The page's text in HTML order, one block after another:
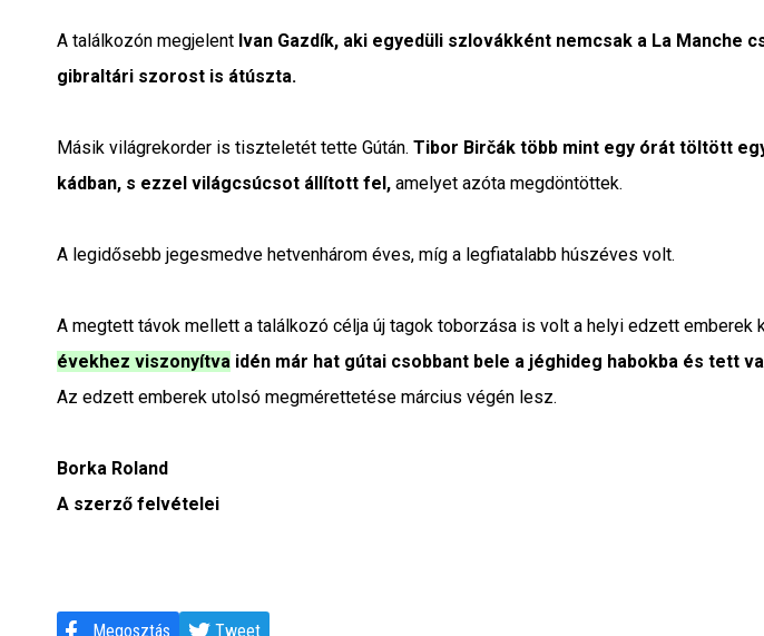
A találkozón megjelent Ivan Gazdík, aki egyedüli szlovákként nemcsak a La Manche
gibraltári szorost is átúszta.
Másik világrekorder is tiszteletét tette Gútán.Tibor Birčák több mint egy órát töltött
kádban, s ezzel világcsúcsot állított fel, amelyet azóta megdöntöttek.
A legidősebb jegesmedve hetvenhárom éves, míg a legfiatalabb húszéves volt.
A megtett távok mellett a találkozó célja új tagok toborzása is volt a helyi edzett emberek
évekhez viszonyítva idén már hat gútai csobbant bele a jéghideg habokba és tett
Az edzett emberek utolsó megmérettetése március végén lesz.
Borka Roland
A szerző felvételei
Megosztás Tweet